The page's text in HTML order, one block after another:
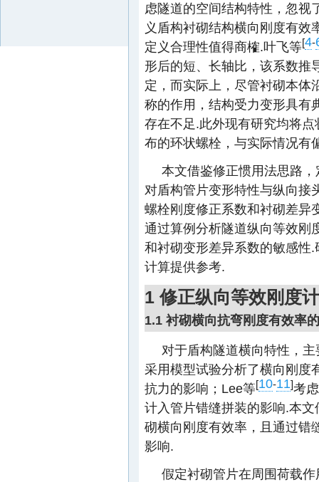
虑隧道的空间结构特性，忽视
义盾构衬砌结构横向刚度有效
定义合理性值得商榷.叶飞等[4-
形后的短、长轴比，该系数推
定，而实际上，尽管衬砌本体
称的作用，结构受力变形具有
存在不足.此外现有研究均将
布的环状螺栓，与实际情况有
本文借鉴修正惯用法思路
对盾构管片变形特性与纵向接
螺栓刚度修正系数和衬砌差异
通过算例分析隧道纵向等效刚
和衬砌变形差异系数的敏感性
计算提供参考.
1 修正纵向等效刚度
1.1 衬砌横向抗弯刚度有效率
对于盾构隧道横向特性，
采用模型试验分析了横向刚度
抗力的影响；Lee等[10-11]考
计入管片错缝拼装的影响.本
砌横向刚度有效率，且通过错
影响.
假定衬砌管片在周围荷载作